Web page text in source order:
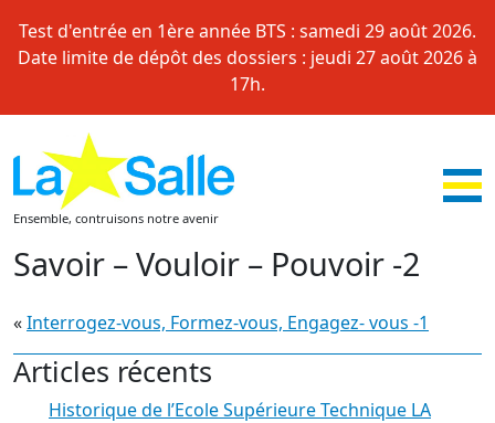
content
Test d'entrée en 1ère année BTS : samedi 29 août 2026.
Date limite de dépôt des dossiers : jeudi 27 août 2026 à
17h.
Ensemble, contruisons notre avenir
Savoir – Vouloir – Pouvoir -2
«Interrogez-vous, Formez-vous, Engagez- vous -1
Articles récents
Historique de l’Ecole Supérieure Technique LA